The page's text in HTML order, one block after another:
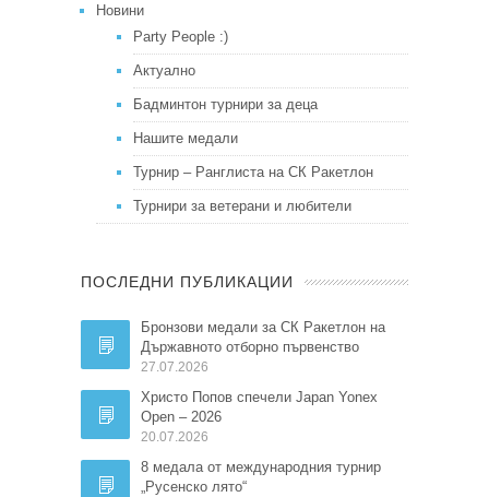
Новини
Party People :)
Актуално
Бадминтон турнири за деца
Нашите медали
Турнир – Ранглиста на СК Ракетлон
Турнири за ветерани и любители
ПОСЛЕДНИ ПУБЛИКАЦИИ
Бронзови медали за СК Ракетлон на
Държавното отборно първенство
27.07.2026
Христо Попов спечели Japan Yonex
Open – 2026
20.07.2026
8 медала от международния турнир
„Русенско лято“